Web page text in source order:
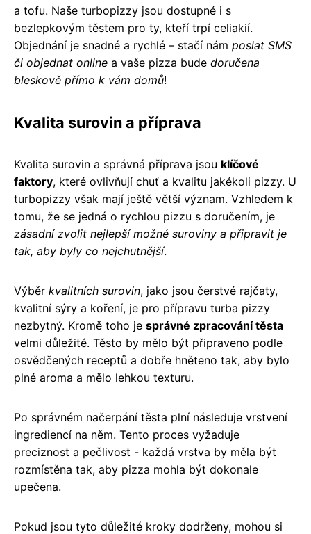
a tofu. Naše turbopizzy jsou dostupné i s
bezlepkovým těstem pro ty, kteří trpí celiakií.
Objednání je snadné a rychlé – stačí nám poslat SMS
či objednat online a vaše pizza bude doručena
bleskově přímo k vám domů!
Kvalita surovin a příprava
Kvalita surovin a správná příprava jsou klíčové
faktory, které ovlivňují chuť a kvalitu jakékoli pizzy. U
turbopizzy však mají ještě větší význam. Vzhledem k
tomu, že se jedná o rychlou pizzu s doručením, je
zásadní zvolit nejlepší možné suroviny a připravit je
tak, aby byly co nejchutnější.
Výběr kvalitních surovin, jako jsou čerstvé rajčaty,
kvalitní sýry a koření, je pro přípravu turba pizzy
nezbytný. Kromě toho je správné zpracování těsta
velmi důležité. Těsto by mělo být připraveno podle
osvědčených receptů a dobře hněteno tak, aby bylo
plné aroma a mělo lehkou texturu.
Po správném načerpání těsta plní následuje vrstvení
ingrediencí na něm. Tento proces vyžaduje
preciznost a pečlivost - každá vrstva by měla být
rozmístěna tak, aby pizza mohla být dokonale
upečena.
Pokud jsou tyto důležité kroky dodrženy, mohou si